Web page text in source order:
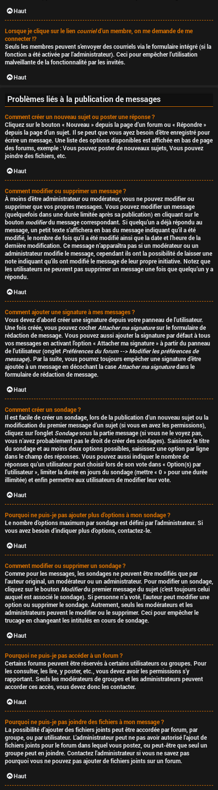
Haut
Lorsque je clique sur le lien courrield’un membre, on me demande de me
connecter !?
Seuls les membres peuvent s’envoyer des courriels via le formulaire intégré (si la
fonction a été activée par l’administrateur). Ceci pour empêcher l’utilisation
malveillante de la fonctionnalité par les invités.
Haut
Problèmes liés à la publication de messages
Comment créer un nouveau sujet ou poster une réponse ?
Cliquez sur le bouton « Nouveau » depuis la page d’un forum ou « Répondre »
depuis la page d’un sujet. Il se peut que vous ayez besoin d’être enregistré pour
écrire un message. Une liste des options disponibles est affichée en bas de page
des forums, exemple : Vouspouvezposter de nouveaux sujets, Vouspouvez
joindre des fichiers, etc.
Haut
Comment modifier ou supprimer un message ?
À moins d’être administrateur ou modérateur, vous ne pouvez modifier ou
supprimer que vos propres messages. Vous pouvez modifier un message
(quelquefois dans une durée limitée après sa publication) en cliquant sur le
bouton modifierdu message correspondant. Si quelqu’un a déjà répondu au
message, un petit texte s’affichera en bas du message indiquant qu’il a été
modifié, le nombre de fois qu’il a été modifié ainsi que la date et l’heure de la
dernière modification. Ce message n’apparaîtra pas si un modérateur ou un
administrateur modifie le message, cependant ils ont la possibilité de laisser une
note indiquant qu’ils ont modifié le message de leur propre initiative. Notez que
les utilisateurs ne peuvent pas supprimer un message une fois que quelqu’un y a
répondu.
Haut
Comment ajouter une signature à mes messages ?
Vous devez d’abord créer une signature depuis votre panneau de l’utilisateur.
Une fois créée, vous pouvez cocher Attacher ma signaturesur le formulaire de
rédaction de message. Vous pouvez aussi ajouter la signature par défaut à tous
vos messages en activant l’option « Attacher ma signature » à partir du panneau
de l’utilisateur (onglet Préférences du forum --> Modifier les préférences de
message). Par la suite, vous pourrez toujours empêcher une signature d’être
ajoutée à un message en décochant la case Attacher ma signaturedans le
formulaire de rédaction de message.
Haut
Comment créer un sondage ?
Il est facile de créer un sondage, lors de la publication d’un nouveau sujet ou la
modification du premier message d’un sujet (si vous en avez les permissions),
cliquez sur l’onglet Sondagesous la partie message (si vous ne le voyez pas,
vous n’avez probablement pas le droit de créer des sondages). Saisissez le titre
du sondage et au moins deux options possibles, saisissez une option par ligne
dans le champ des réponses. Vous pouvez aussi indiquer le nombre de
réponses qu’un utilisateur peut choisir lors de son vote dans « Option(s) par
l’utilisateur », limiter la durée en jours du sondage (mettre « 0 » pour une durée
illimitée) et enfin permettre aux utilisateurs de modifier leur vote.
Haut
Pourquoi ne puis-je pas ajouter plus d’options à mon sondage ?
Le nombre d’options maximum par sondage est défini par l’administrateur. Si
vous avez besoin d’indiquer plus d’options, contactez-le.
Haut
Comment modifier ou supprimer un sondage ?
Comme pour les messages, les sondages ne peuvent être modifiés que par
l’auteur original, un modérateur ou un administrateur. Pour modifier un sondage,
cliquez sur le bouton Modifierdu premier message du sujet (c’est toujours celui
auquel est associé le sondage). Si personne n’a voté, l’auteur peut modifier une
option ou supprimer le sondage. Autrement, seuls les modérateurs et les
administrateurs peuvent le modifier ou le supprimer. Ceci pour empêcher le
trucage en changeant les intitulés en cours de sondage.
Haut
Pourquoi ne puis-je pas accéder à un forum ?
Certains forums peuvent être réservés à certains utilisateurs ou groupes. Pour
les consulter, les lire, y poster, etc., vous devez avoir les permissions s’y
rapportant. Seuls les modérateurs de groupes et les administrateurs peuvent
accorder ces accès, vous devez donc les contacter.
Haut
Pourquoi ne puis-je pas joindre des fichiers à mon message ?
La possibilité d’ajouter des fichiers joints peut être accordée par forum, par
groupe, ou par utilisateur. L’administrateur peut ne pas avoir autorisé l’ajout de
fichiers joints pour le forum dans lequel vous postez, ou peut-être que seul un
groupe peut en joindre. Contactez l’administrateur si vous ne savez pas
pourquoi vous ne pouvez pas ajouter de fichiers joints sur un forum.
Haut